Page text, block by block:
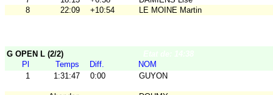
8
22:09 +10:54 LE MOINE Martin
G OPEN L (2/2)
Pl
Temps Diff.
NOM
1
1:31:47 0:00 GUYON